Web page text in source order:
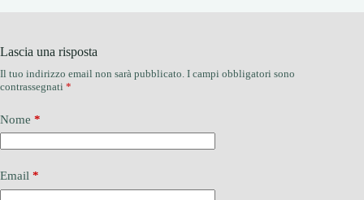
Lascia una risposta
Il tuo indirizzo email non sarà pubblicato. I campi obbligatori sono
contrassegnati *
Nome *
Email *